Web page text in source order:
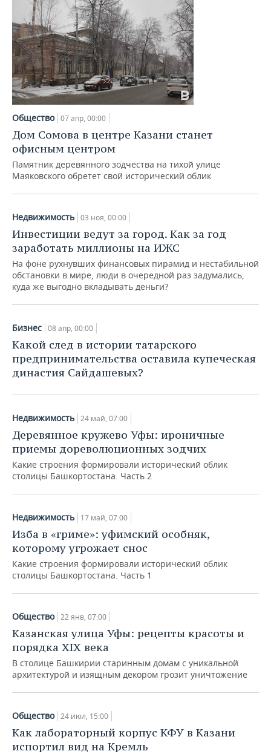
Общество 07 апр, 00:00
Дом Сомова в центре Казани станет
офисным центром
Памятник деревянного зодчества на тихой улице
Маяковского обретет свой исторический облик
Недвижимость 03 ноя, 00:00
Инвестиции ведут за город. Как за год
заработать миллионы на ИЖС
На фоне рухнувших финансовых пирамид и нестабильной
обстановки в мире, люди в очередной раз задумались,
куда же выгодно вкладывать деньги?
Бизнес 08 апр, 00:00
Какой след в истории татарского
предпринимательства оставила купеческая
династия Сайдашевых?
Недвижимость 24 май, 07:00
Деревянное кружево Уфы: ироничные
приемы дореволюционных зодчих
Какие строения формировали исторический облик
столицы Башкортостана. Часть 2
Недвижимость 17 май, 07:00
Изба в «гриме»: уфимский особняк,
которому угрожает снос
Какие строения формировали исторический облик
столицы Башкортостана. Часть 1
Общество 22 янв, 07:00
Казанская улица Уфы: рецепты красоты и
порядка XIX века
В столице Башкирии старинным домам с уникальной
архитектурой и изящным декором грозит уничтожение
Общество 24 июл, 15:00
Как лабораторный корпус КФУ в Казани
испортил вид на Кремль